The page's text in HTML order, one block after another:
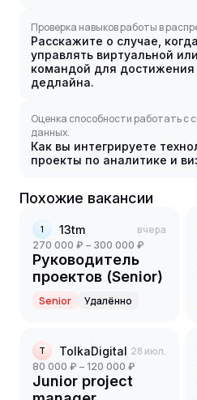
Проверка навыков работы в
Расскажите о случае,
управлять виртуальной
командой для достижения
дедлайна.
Оценка способности работать с
данных.
Как вы интегрируете
проекты по аналитике и
Похожие вакансии
1 13tm вчера
270 000 ₽ – 300 000 ₽
Руководитель
проектов (Senior)
Senior Удалённо
T TolkaDigital 28 июл.
80 000 ₽ – 120 000 ₽
Junior project